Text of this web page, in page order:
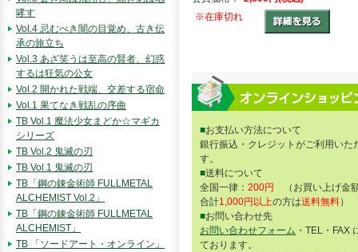
※在庫切れ
■お支払い方法について
銀行振込・クレジットがご利用いた
す。
■送料について
全国一律： 200円 （お買い上げ金
合計1,000円以上の方は送料無料）
■お問い合わせ先
お問い合わせフォーム ・TEL・FAX
ております。
哮す
Vol.4 忌むべき闇の目覚め、古き伝
承の旅立ち
Vol.3 あざ笑うは至高の賢者、幻惑
するは狂気の公女
Vol.2 開かれた戦端、交差する宿命
Vol.1 果てなき戦乱の序曲
TB Vol.1 魔法少女まどか☆マギカ
シリーズ
TB Vol.2 鬼滅の刃
TB Vol.1 鬼滅の刃
TB「鋼の錬金術師 FULLMETAL
ALCHEMIST Vol.2」
TB「鋼の錬金術師 FULLMETAL
ALCHEMIST」
TB 「ソードアート・オンライン」